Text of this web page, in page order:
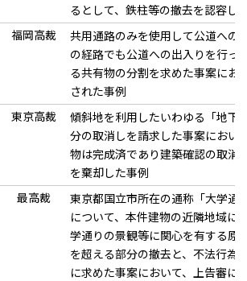
るとして、鉄柱等の撤去を認容し
福岡高裁
共用通路のみを使用して公道への
の経路でも公道への出入りを行っ
る共有物の分割を求めた事案にお
された事例
東京高裁
傾斜地を利用したいわゆる「地下
分の取消しを請求した事案におい
物は完成済であり建築確認の取消
を棄却した事例
最高裁
東京都国立市所在の通称「大学通
について、本件建物の近隣地域に
学通りの景観等に関心を有する原
を超える部分の撤去と、不法行為
に求めた事案において、上告審に